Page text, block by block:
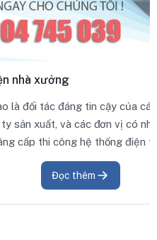
tin cậy của các doanh
đơn vị có nhu cầu xây
thống điện trong nhà